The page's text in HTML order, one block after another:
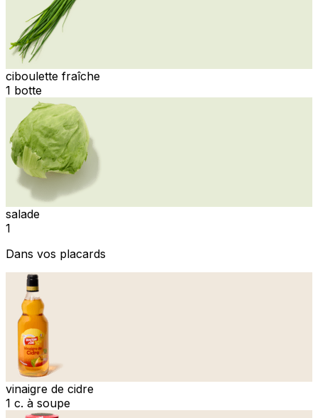
ciboulette fraîche
1 botte
salade
1
Dans vos placards
vinaigre de cidre
1 c. à soupe